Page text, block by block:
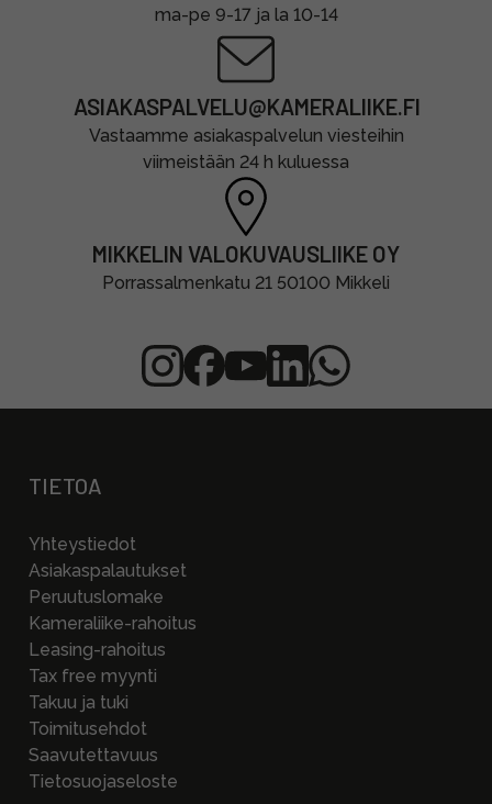
ma-pe 9-17 ja la 10-14
ASIAKASPALVELU@KAMERALIIKE.FI
Vastaamme asiakaspalvelun viesteihin
viimeistään 24 h kuluessa
MIKKELIN VALOKUVAUSLIIKE OY
Porrassalmenkatu 21 50100 Mikkeli
TIETOA
Yhteystiedot
Asiakaspalautukset
Peruutuslomake
Kameraliike-rahoitus
Leasing-rahoitus
Tax free myynti
Takuu ja tuki
Toimitusehdot
Saavutettavuus
Tietosuojaseloste